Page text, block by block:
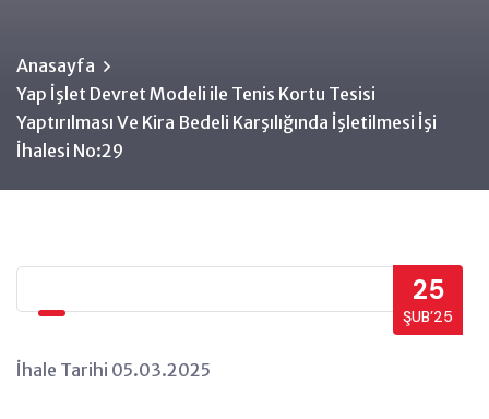
Anasayfa
Yap İşlet Devret Modeli ile Tenis Kortu Tesisi
Yaptırılması Ve Kira Bedeli Karşılığında İşletilmesi İşi
İhalesi No:29
25
ŞUB’25
İhale Tarihi 05.03.2025